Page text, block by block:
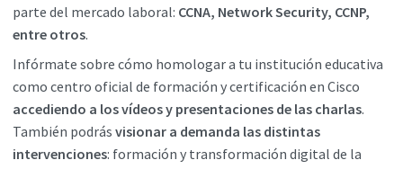
parte del mercado laboral: CCNA, Network Security, CCNP,
entre otros.
Infórmate sobre cómo homologar a tu institución educativa
como centro oficial de formación y certificación en Cisco
accediendo a los vídeos y presentaciones de las charlas.
También podrás visionar a demanda las distintas
intervenciones: formación y transformación digital de la